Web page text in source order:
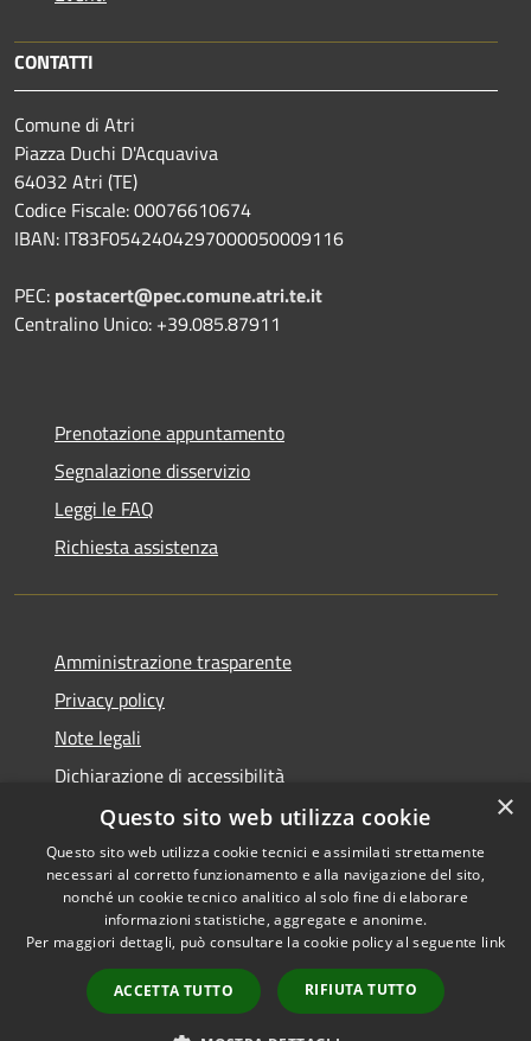
CONTATTI
Comune di Atri
Piazza Duchi D'Acquaviva
64032 Atri (TE)
Codice Fiscale: 00076610674
IBAN: IT83F0542404297000050009116
PEC: postacert@pec.comune.atri.te.it
Centralino Unico: +39.085.87911
Prenotazione appuntamento
Segnalazione disservizio
Leggi le FAQ
Richiesta assistenza
Amministrazione trasparente
Privacy policy
Note legali
Dichiarazione di accessibilità
Accessibilità
Privacy
Mappa del sito
Copyright © 2026 • Comune di
Atri • Powered by
Municipium•Accesso
redazione
×
Questo sito web utilizza cookie
Questo sito web utilizza cookie tecnici e assimilati strettamente
necessari al corretto funzionamento e alla navigazione del sito,
nonché un cookie tecnico analitico al solo fine di elaborare
informazioni statistiche, aggregate e anonime.
Per maggiori dettagli, può consultare la cookie policy al seguente link
ACCETTA TUTTO RIFIUTA TUTTO